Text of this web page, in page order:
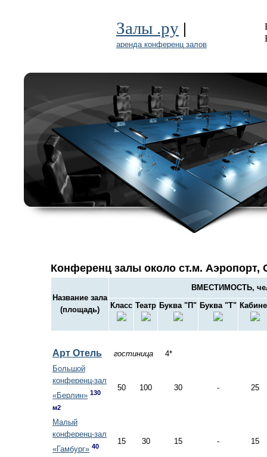
Залы .ру |
аренда конференц залов
Конференц залы около ст.м. Аэропорт,
Название зала
(площадь)
ВМЕСТИМОСТЬ,
Класс Театр Буква "П" Буква "Т"
Арт Отель гостиница 4*
Большой
конференц-зал
«Берлин» 130
м2
50 100 30 - 25
Малый
конференц-зал
«Гамбург» 40
15 30 15 - 15